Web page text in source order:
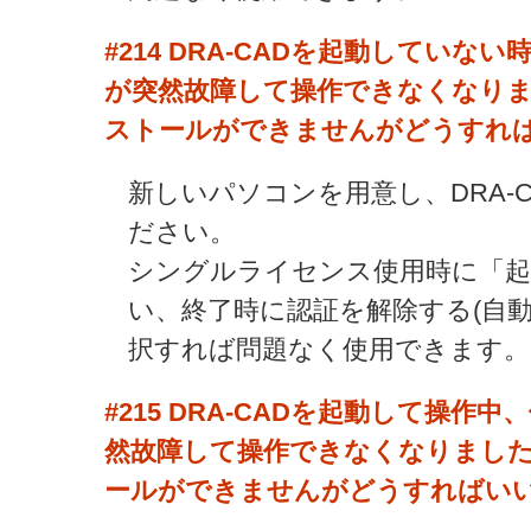
#214DRA-CADを起動していない
が突然故障して操作できなくなり
ストールができませんがどうすれ
新しいパソコンを用意し、DRA-
ださい。
シングルライセンス使用時に「
い、終了時に認証を解除する(自
択すれば問題なく使用できます。
#215 DRA-CADを起動して操作中
然故障して操作できなくなりまし
ールができませんがどうすればい